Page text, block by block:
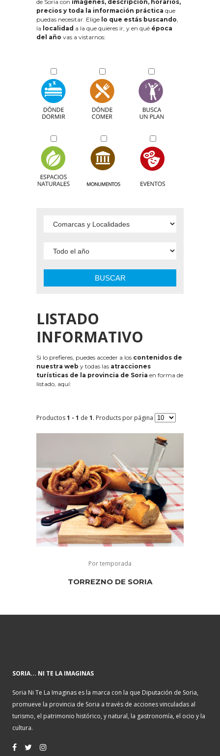
de Soria con imágenes, descripción, horarios,
precios y toda la información práctica que
puedas necesitar. Elige lo que estás buscando,
la localidad a la que quieres ir, y en qué época
del año vas a vistarnos:
BUSCAR
LISTADO
INFORMATIVO
Si lo prefieres, puedes acceder a los contenidos de
nuestra web y todas las atracciones
turísticas de la provincia de Soria en forma de
listado, aquí:
Productos1 - 1 de 1. Products por página
Por temporada
TORREZNO DE SORIA
SORIA... NI TE LA IMAGINAS
Soria Ni Te La Imaginas es la marca con la que Diputación de Soria,
promueve la provincia de Soria a través de acciones vinculadas al
turismo, el patrimonio histórico, y natural, la gastronomía, el ocio y la
cultura.